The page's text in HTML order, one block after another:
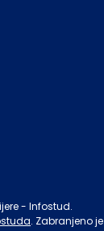
- Infostud.
. Zabranjeno